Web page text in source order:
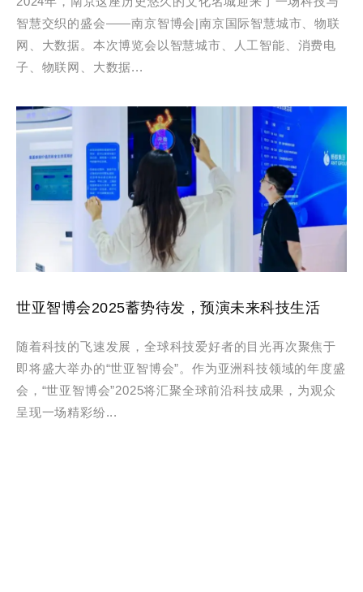
智慧交织的盛会——南京智博会|南京国际智慧城市、物联
网、大数据。本次博览会以智慧城市、人工智能、消费电
子、物联网、大数据...
世亚智博会2025蓄势待发，预演未来科技生活
随着科技的飞速发展，全球科技爱好者的目光再次聚焦于
即将盛大举办的“世亚智博会”。作为亚洲科技领域的年度盛
会，“世亚智博会”2025将汇聚全球前沿科技成果，为观众
呈现一场精彩纷...